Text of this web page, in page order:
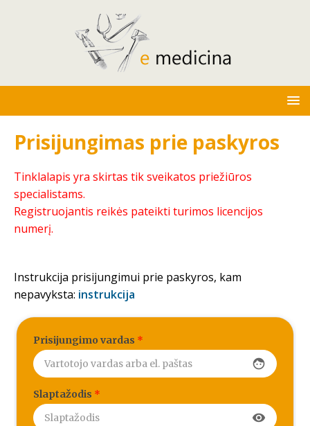
Prisijungimas prie paskyros
Tinklalapis yra skirtas tik sveikatos priežiūros
specialistams.
Registruojantis reikės pateikti turimos licencijos
numerį.
Instrukcija prisijungimui prie paskyros, kam
nepavyksta: instrukcija
Prisijungimo vardas *
face
Slaptažodis *
visibility